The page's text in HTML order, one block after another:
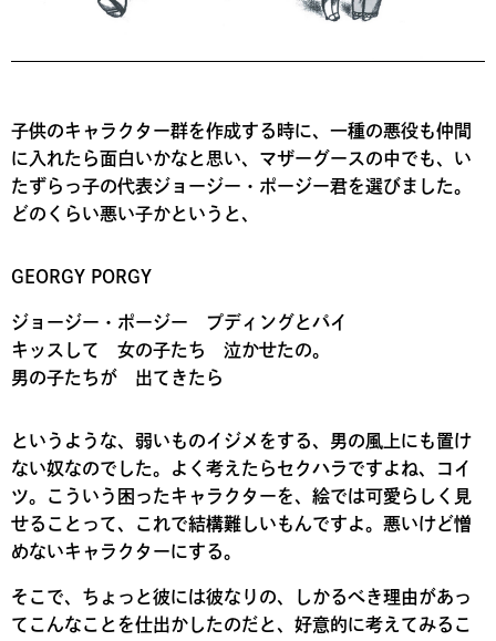
子供のキャラクター群を作成する時に、一種の悪役も仲間
に入れたら面白いかなと思い、マザーグースの中でも、い
たずらっ子の代表ジョージー・ポージー君を選びました。
どのくらい悪い子かというと、
GEORGY PORGY
ジョージー・ポージー プディングとパイ
キッスして 女の子たち 泣かせたの。
男の子たちが 出てきたら
というような、弱いものイジメをする、男の風上にも置け
ない奴なのでした。よく考えたらセクハラですよね、コイ
ツ。こういう困ったキャラクターを、絵では可愛らしく見
せることって、これで結構難しいもんですよ。悪いけど憎
めないキャラクターにする。
そこで、ちょっと彼には彼なりの、しかるべき理由があっ
てこんなことを仕出かしたのだと、好意的に考えてみるこ